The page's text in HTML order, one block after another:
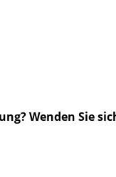
Wenden Sie